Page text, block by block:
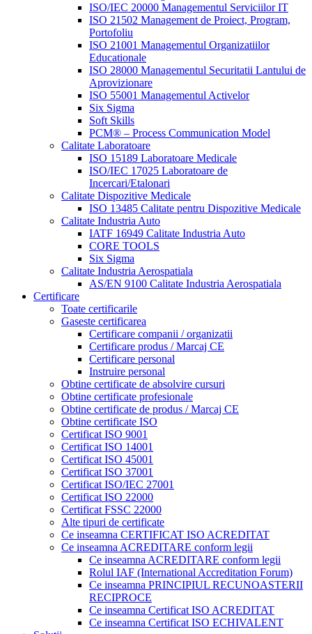
ISO/IEC 20000 Managementul Serviciilor IT
ISO 21502 Management de Proiect, Program,
Portofoliu
ISO 21001 Managementul Organizatiilor
Educationale
ISO 28000 Managementul Securitatii Lantului de
Aprovizionare
ISO 55001 Managementul Activelor
Six Sigma
Soft Skills
PCM® – Process Communication Model
Calitate Laboratoare
ISO 15189 Laboratoare Medicale
ISO/IEC 17025 Laboratoare de
Incercari/Etalonari
Calitate Dispozitive Medicale
ISO 13485 Calitate pentru Dispozitive Medicale
Calitate Industria Auto
IATF 16949 Calitate Industria Auto
CORE TOOLS
Six Sigma
Calitate Industria Aerospatiala
AS/EN 9100 Calitate Industria Aerospatiala
Certificare
Toate certificarile
Gaseste certificarea
Certificare companii / organizatii
Certificare produs / Marcaj CE
Certificare personal
Instruire personal
Obtine certificate de absolvire cursuri
Obtine certificate profesionale
Obtine certificate de produs / Marcaj CE
Obtine certificate ISO
Certificat ISO 9001
Certificat ISO 14001
Certificat ISO 45001
Certificat ISO 37001
Certificat ISO/IEC 27001
Certificat ISO 22000
Certificat FSSC 22000
Alte tipuri de certificate
Ce inseamna CERTIFICAT ISO ACREDITAT
Ce inseamna ACREDITARE conform legii
Ce inseamna ACREDITARE conform legii
Rolul IAF (International Accreditation Forum)
Ce inseamna PRINCIPIUL RECUNOASTERII
RECIPROCE
Ce inseamna Certificat ISO ACREDITAT
Ce inseamna Certificat ISO ECHIVALENT